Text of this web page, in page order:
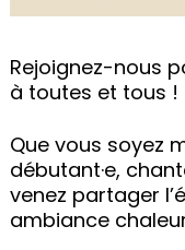
Rejoignez-nous
à toutes et tous !
Que vous soyez
débutant·e,
venez partager
ambiance